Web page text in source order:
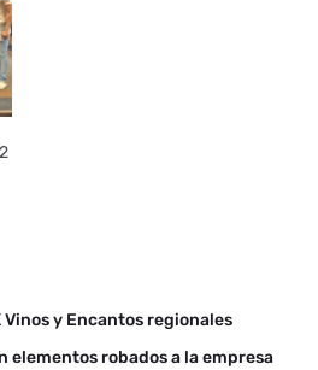
Vinos y Encantos regionales
elementos robados a la empresa